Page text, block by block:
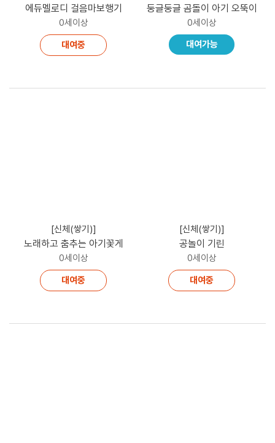
에듀멜로디 걸음마보행기
0세이상
대여중
둥글둥글 곰돌이 아기 오뚝이
0세이상
대여가능
[신체(쌓기)]
노래하고 춤추는 아기꽃게
0세이상
대여중
[신체(쌓기)]
공놀이 기린
0세이상
대여중